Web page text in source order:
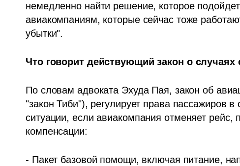
немедленно найти решение, которое
авиакомпаниям, которые сейчас тоже
убытки".
Что говорит действующий закон о случаях
По словам адвоката Эхуда Пая, закон об
"закон Тиби"), регулирует права пассажиров
ситуации, если авиакомпания отменяет
компенсации:
- Пакет базовой помощи, включая питание,